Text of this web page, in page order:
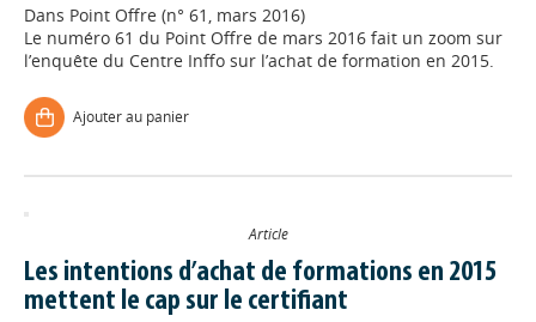
Dans Point Offre (n° 61, mars 2016)
Le numéro 61 du Point Offre de mars 2016 fait un zoom sur
l’enquête du Centre Inffo sur l’achat de formation en 2015.
Ajouter au panier
Article
Les intentions d’achat de formations en 2015
mettent le cap sur le certifiant